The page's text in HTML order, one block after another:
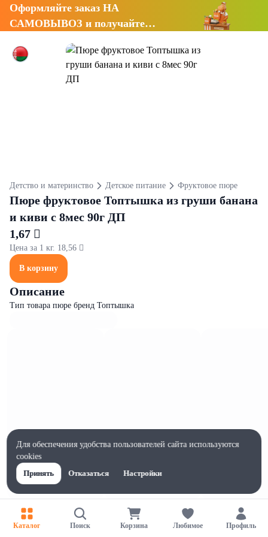
Оформляйте заказ НА
САМОВЫВОЗ и получайте
Детство и материнство Детское питание Фруктовое пюре
Пюре фруктовое Топтышка из груши банана
и киви с 8мес 90г ДП
1,67 
Цена за 1 кг. 18,56 
В корзину
Описание
Тип товара пюре бренд Топтышка
Характеристики
Ширина, мм
Каталог Поиск Корзина Любимое Профиль
Для обеспечения удобства пользователей сайта используются
cookies
Принять
Отказаться Настройки